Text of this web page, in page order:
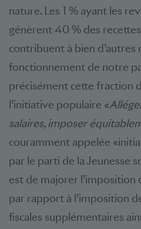
nature. Les 1 % ayant les
génèrent 40 % des
contribuent à bien d’autres
fonctionnement de notre
précisément cette fraction
l’initiative populaire «
salaires, imposer
couramment appelée
par le parti de la Jeunesse
est de majorer l’imposition
par rapport à l’imposition
fiscales supplémentaires